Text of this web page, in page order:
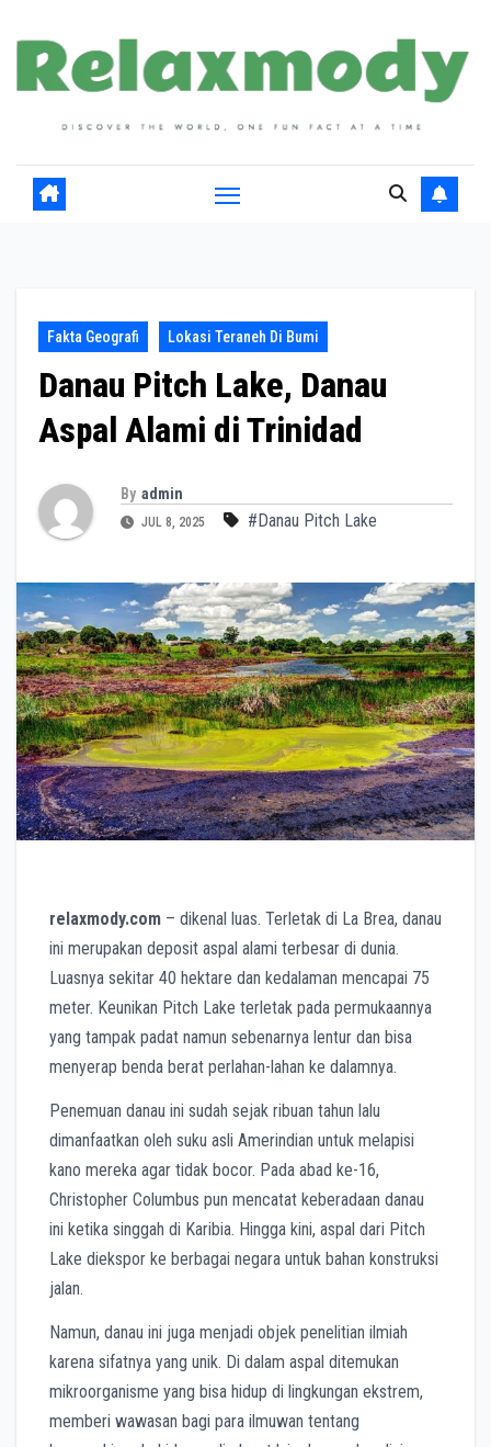
content
Fakta Geografi Lokasi Teraneh Di Bumi
Danau Pitch Lake, Danau
Aspal Alami di Trinidad
By admin
JUL 8, 2025 #Danau Pitch Lake
relaxmody.com – dikenal luas. Terletak di La Brea, danau
ini merupakan deposit aspal alami terbesar di dunia.
Luasnya sekitar 40 hektare dan kedalaman mencapai 75
meter. Keunikan Pitch Lake terletak pada permukaannya
yang tampak padat namun sebenarnya lentur dan bisa
menyerap benda berat perlahan-lahan ke dalamnya.
Penemuan danau ini sudah sejak ribuan tahun lalu
dimanfaatkan oleh suku asli Amerindian untuk melapisi
kano mereka agar tidak bocor. Pada abad ke-16,
Christopher Columbus pun mencatat keberadaan danau
ini ketika singgah di Karibia. Hingga kini, aspal dari Pitch
Lake diekspor ke berbagai negara untuk bahan konstruksi
jalan.
Namun, danau ini juga menjadi objek penelitian ilmiah
karena sifatnya yang unik. Di dalam aspal ditemukan
mikroorganisme yang bisa hidup di lingkungan ekstrem,
memberi wawasan bagi para ilmuwan tentang